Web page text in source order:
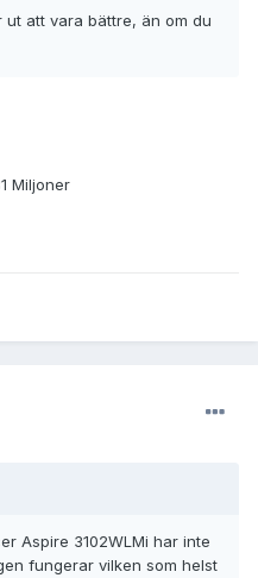
att vara bättre, än om du
Miljoner
Aspire 3102WLMi har inte
fungerar vilken som helst